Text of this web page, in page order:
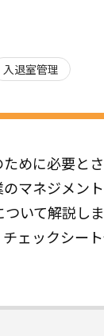
入退室管理
めに必要と
のマネジメン
いて解説し
ェックシー